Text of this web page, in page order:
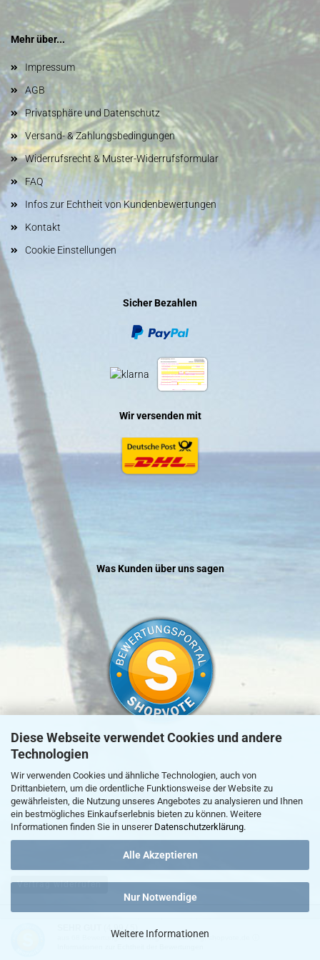
Diese Webseite verwendet Cookies und andere
Technologien
Wir verwenden Cookies und ähnliche Technologien, auch von
Drittanbietern, um die ordentliche Funktionsweise der Website zu
gewährleisten, die Nutzung unseres Angebotes zu analysieren und Ihnen
ein bestmögliches Einkaufserlebnis bieten zu können. Weitere
Informationen finden Sie in unserer Datenschutzerklärung.
Alle Akzeptieren
Nur Notwendige
Weitere Informationen
Mehr über...
Impressum
AGB
Privatsphäre und Datenschutz
Versand- & Zahlungsbedingungen
Widerrufsrecht & Muster-Widerrufsformular
FAQ
Infos zur Echtheit von Kundenbewertungen
Kontakt
Cookie Einstellungen
Sicher Bezahlen
Wir versenden mit
Was Kunden über uns sagen
»zur Echtheit von Kundenbewertungen
Vertrag widerrufen
(4.99 / 5)
Bewertungen bei: ausgezeichnet.org, shopvote.de ⓘ